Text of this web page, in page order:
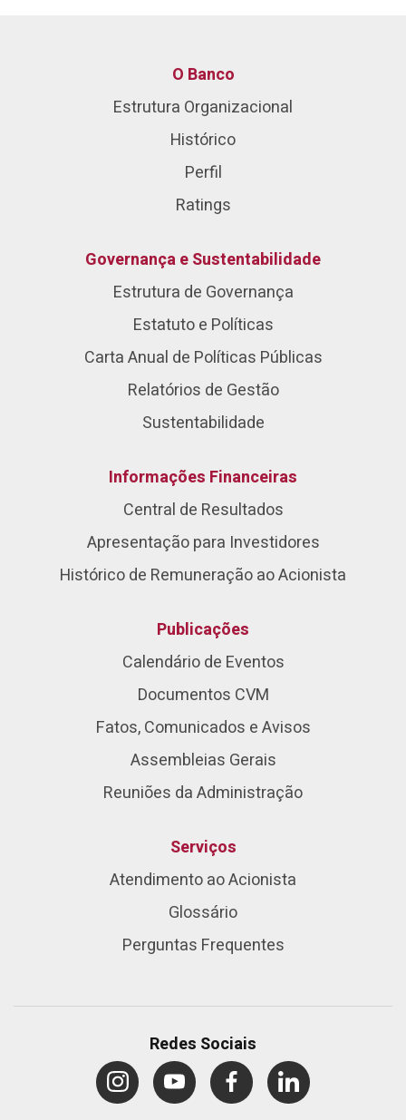
O Banco
Estrutura Organizacional
Histórico
Perfil
Ratings
Governança e Sustentabilidade
Estrutura de Governança
Estatuto e Políticas
Carta Anual de Políticas Públicas
Relatórios de Gestão
Sustentabilidade
Informações Financeiras
Central de Resultados
Apresentação para Investidores
Histórico de Remuneração ao Acionista
Publicações
Calendário de Eventos
Documentos CVM
Fatos, Comunicados e Avisos
Assembleias Gerais
Reuniões da Administração
Serviços
Atendimento ao Acionista
Glossário
Perguntas Frequentes
Redes Sociais